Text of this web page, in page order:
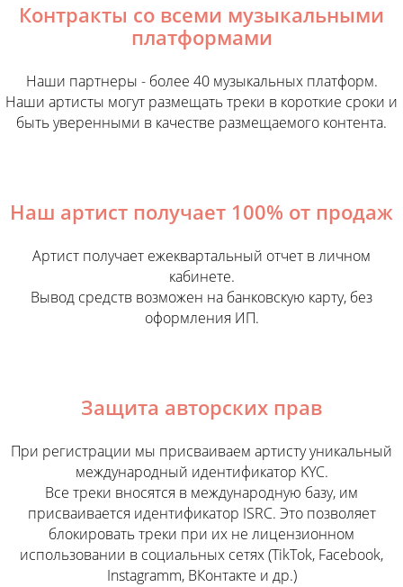
МУЗЫКУ НА ВЕДУЩИЕ
ПЛАТФОРМЫ И
ПРОДВИГАЙТЕ СЕБЯ
площадках.
Прозрачная отчетность
Контракты со всеми музыкальными
платформами
Наши партнеры - более 40 музыкальных платформ.
Наши артисты могут размещать треки в короткие сроки и
быть уверенными в качестве размещаемого контента.
Наш артист получает 100% от продаж
Артист получает ежеквартальный отчет в личном
кабинете.
Вывод средств возможен на банковскую карту, без
оформления ИП.
Защита авторских прав
При регистрации мы присваиваем артисту уникальный
международный идентификатор KYC.
Все треки вносятся в международную базу, им
присваивается идентификатор ISRC. Это позволяет
блокировать треки при их не лицензионном
использовании в социальных сетях (TikTok, Facebook,
Instagramm, ВКонтакте и др.)